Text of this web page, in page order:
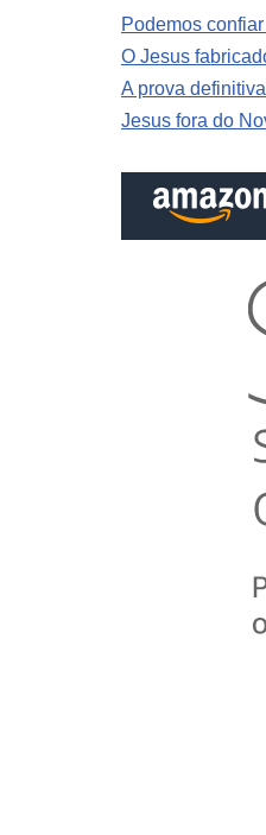
Podemos
O Jesus
A prova
Jesus fora do